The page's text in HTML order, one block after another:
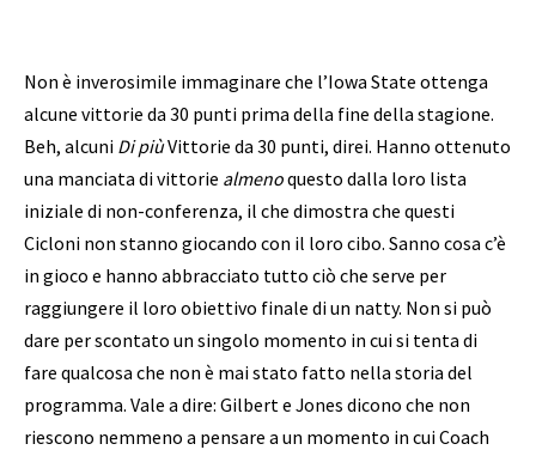
Non è inverosimile immaginare che l’Iowa State ottenga
alcune vittorie da 30 punti prima della fine della stagione.
Beh, alcuni Di piùVittorie da 30 punti, direi. Hanno ottenuto
una manciata di vittorie almenoquesto dalla loro lista
iniziale di non-conferenza, il che dimostra che questi
Cicloni non stanno giocando con il loro cibo. Sanno cosa c’è
in gioco e hanno abbracciato tutto ciò che serve per
raggiungere il loro obiettivo finale di un natty. Non si può
dare per scontato un singolo momento in cui si tenta di
fare qualcosa che non è mai stato fatto nella storia del
programma. Vale a dire: Gilbert e Jones dicono che non
riescono nemmeno a pensare a un momento in cui Coach